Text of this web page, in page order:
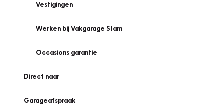
Vestigingen
Werken bij Vakgarage Stam
Occasions garantie
Direct naar
Garageafspraak